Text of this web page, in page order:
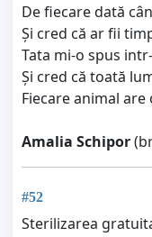
De fiecare dată
Și cred că ar fii
Tata mi-o spus
Și cred că toată
Fiecare animal
Amalia Schipor
#52
Sterilizarea